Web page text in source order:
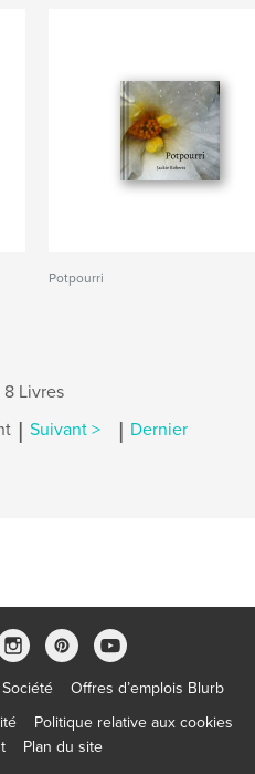
Potpourri
8 Livres
| Suivant > | Dernier
Société
Offres d’emplois Blurb
Politique relative aux cookies
Plan du site